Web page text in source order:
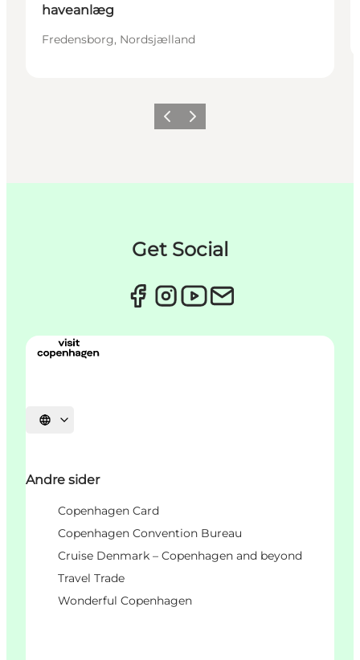
haveanlæg
Fredensborg, Nordsjælland
ForrigeNæste
Get Social
Vælg sprog
Andre sider
Copenhagen Card
Copenhagen Convention Bureau
Cruise Denmark – Copenhagen and beyond
Travel Trade
Wonderful Copenhagen